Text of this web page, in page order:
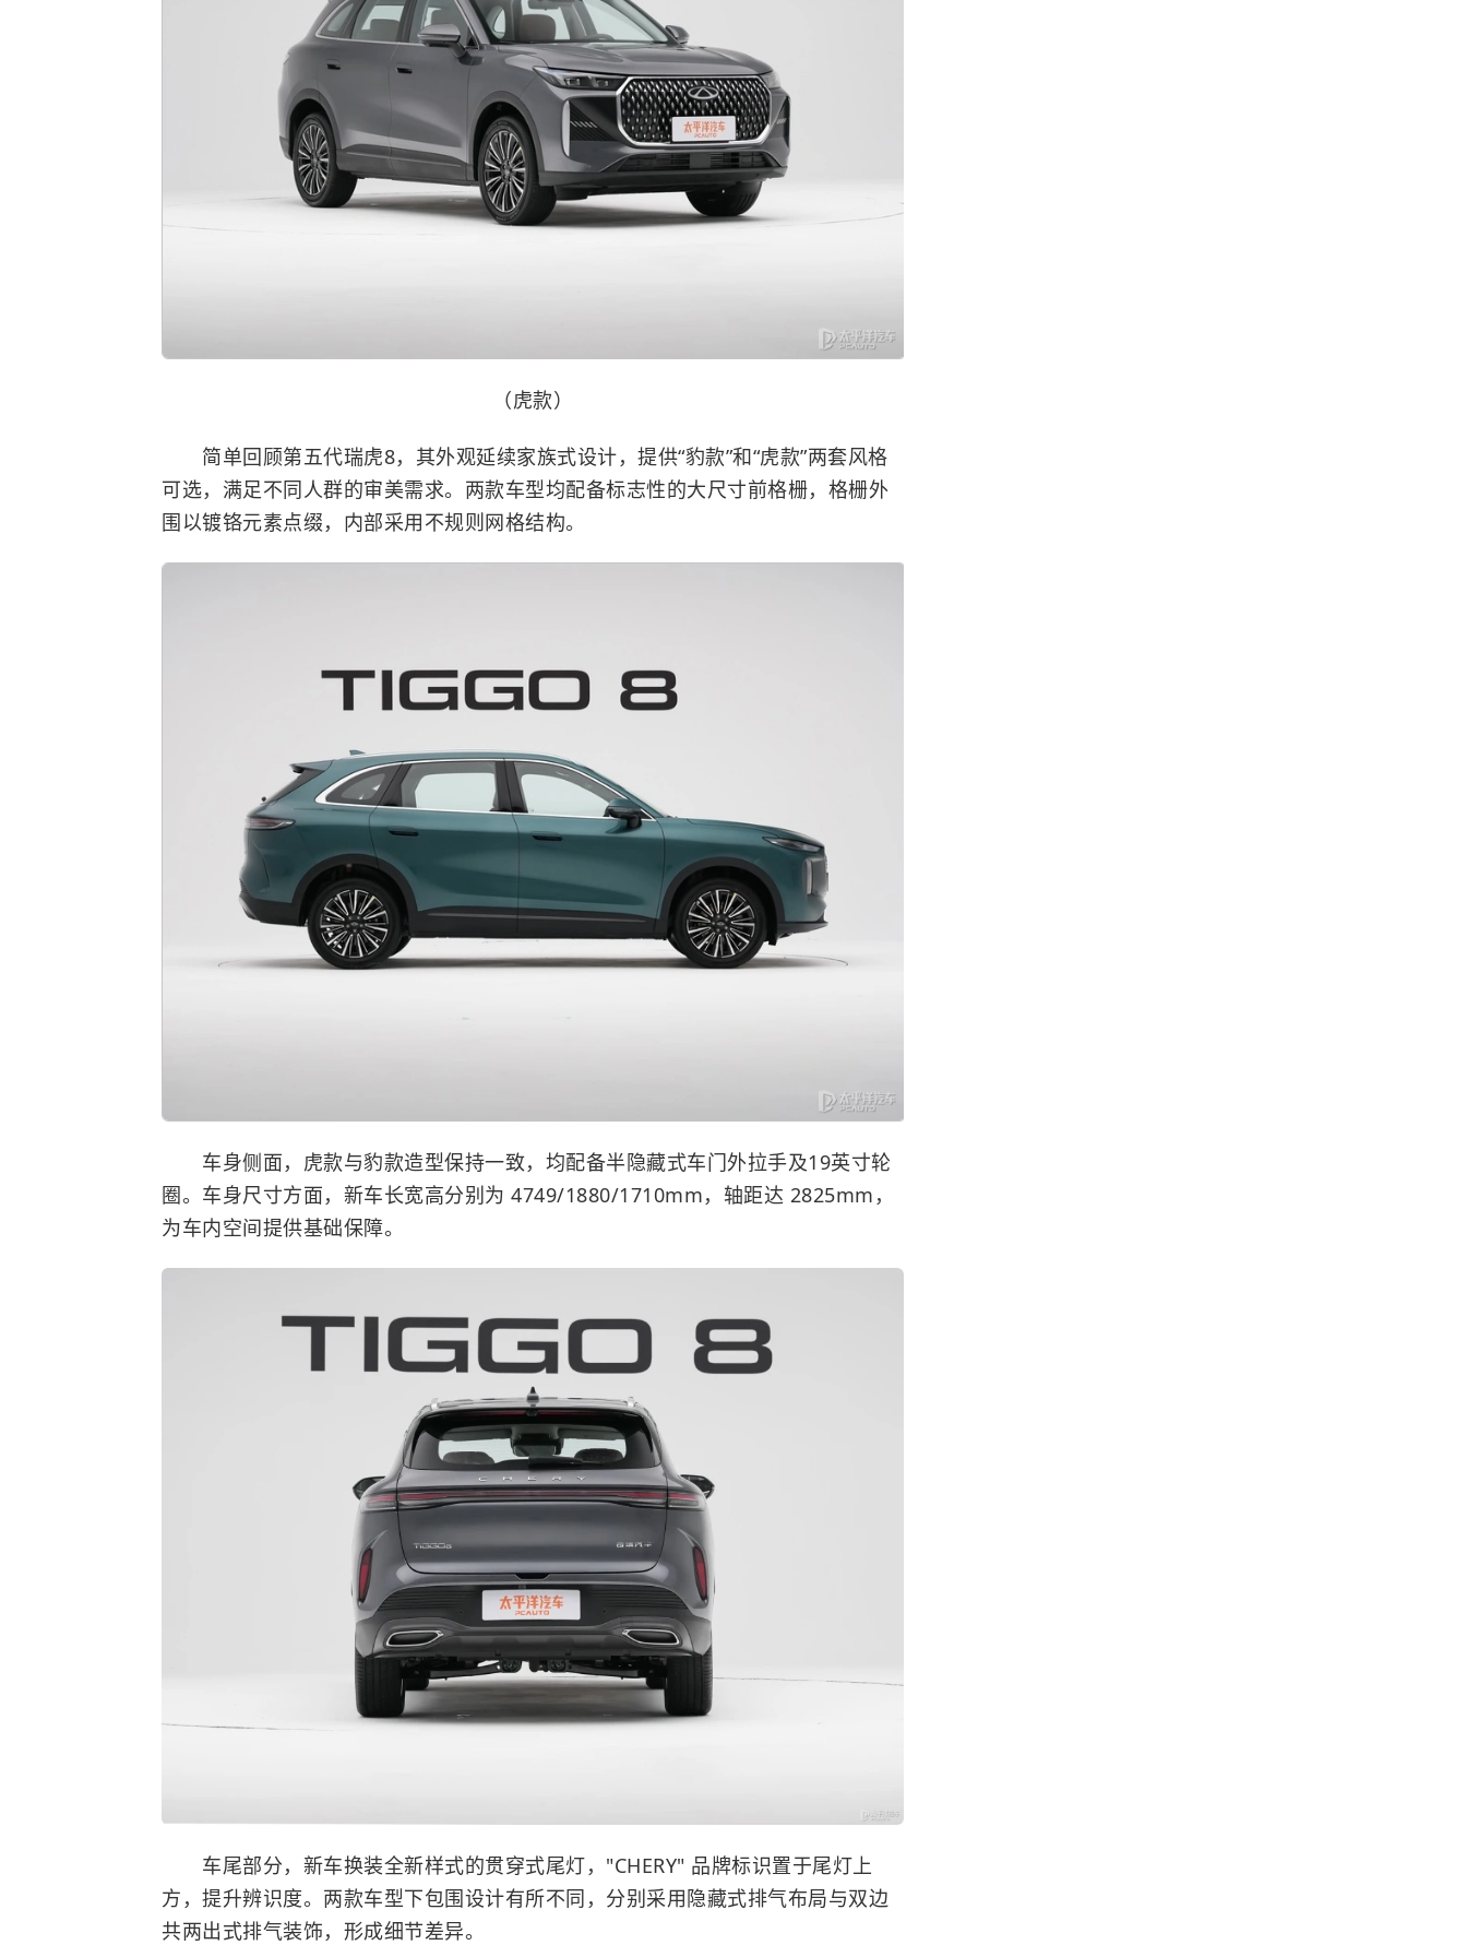
（虎款）
简单回顾第五代瑞虎8，其外观延续家族式设计，提供“豹款”和“虎款”两套风格
可选，满足不同人群的审美需求。两款车型均配备标志性的大尺寸前格栅，格栅外
围以镀铬元素点缀，内部采用不规则网格结构。
车身侧面，虎款与豹款造型保持一致，均配备半隐藏式车门外拉手及19英寸轮
圈。车身尺寸方面，新车长宽高分别为 4749/1880/1710mm，轴距达 2825mm，
为车内空间提供基础保障。​
车尾部分，新车换装全新样式的贯穿式尾灯，"CHERY" 品牌标识置于尾灯上
方，提升辨识度。两款车型下包围设计有所不同，分别采用隐藏式排气布局与双边
共两出式排气装饰，形成细节差异。​